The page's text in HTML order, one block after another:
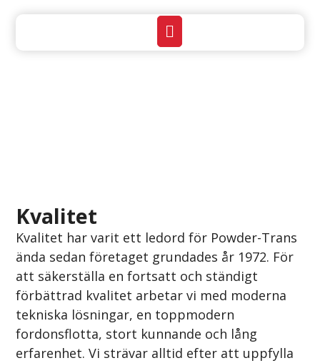
Kvalitet
Kvalitet har varit ett ledord för Powder-Trans
ända sedan företaget grundades år 1972. För
att säkerställa en fortsatt och ständigt
förbättrad kvalitet arbetar vi med moderna
tekniska lösningar, en toppmodern
fordonsflotta, stort kunnande och lång
erfarenhet. Vi strävar alltid efter att uppfylla